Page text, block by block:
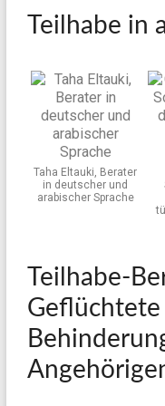
Teilhabe in
Taha Eltauki, Berater
in deutscher und
arabischer Sprache
Teilhabe-